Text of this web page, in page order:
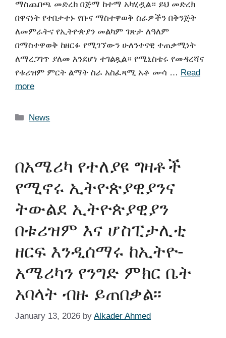
ማስጨበጫ መድረክ በጅማ ከተማ አካሂዷል። ይህ መድረክ
በዋናነት የተበታተኑ የቡና ማስተዋወቅ ስራዎችን በቅንጅት
ለመምራትና የኢትዮጵያን መልካም ገጽታ ለዓለም
በማስተዋወቅ ከዘርፉ የሚገኘውን ሁለንተናዊ ተጠቃሚነት
ለማረጋገጥ ያለመ እንደሆነ ተገልጿል። ​የሚኒስቴሩ የመዳረሻና
የቱሪዝም ምርት ልማት ስራ አስፈጻሚ አቶ ሙሳ … Read
more
News
በአሜሪካ የተለያዩ ግዛቶች
የሚኖሩ ኢትዮጵያዊያንና
ትውልደ ኢትዮጵያዊያን
በቱሪዝም እና ሆስፒታሊቲ
ዘርፍ እንዲሰማሩ ከኢትዮ-
አሜሪካን የንግድ ምክር ቤት
አባላት ብዙ ይጠበቃል፡፡
January 13, 2026 by Alkader Ahmed